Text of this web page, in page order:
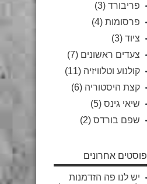
פריבורד (3)
פרסומות (4)
ציוד (3)
צעדים ראשונים (7)
קולנוע וטלוויזיה (11)
קצת היסטוריה (6)
שיאי גינס (5)
שפם בורדס (2)
פוסטים אחרונים
יש לנו פה הזדמנות